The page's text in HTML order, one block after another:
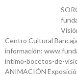
Centro Cultural
información:
intimo-bocetos-de-
ANIMACIÓN